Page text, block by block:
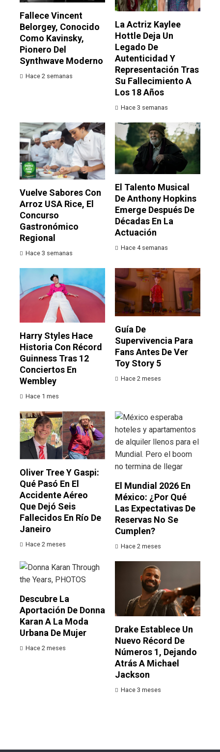
Fallece Vincent
Belorgey, Conocido
Como Kavinsky,
Pionero Del
Synthwave Moderno
Hace 2 semanas
La Actriz Kaylee
Hottle Deja Un
Legado De
Autenticidad Y
Representación Tras
Su Fallecimiento A
Los 18 Años
Hace 3 semanas
Vuelve Sabores Con
Arroz USA Rice, El
Concurso
Gastronómico
Regional
Hace 3 semanas
El Talento Musical
De Anthony Hopkins
Emerge Después De
Décadas En La
Actuación
Hace 4 semanas
Harry Styles Hace
Historia Con Récord
Guinness Tras 12
Conciertos En
Wembley
Hace 1 mes
Guía De
Supervivencia Para
Fans Antes De Ver
Toy Story 5
Hace 2 meses
Oliver Tree Y Gaspi:
Qué Pasó En El
Accidente Aéreo
Que Dejó Seis
Fallecidos En Río De
Janeiro
Hace 2 meses
El Mundial 2026 En
México: ¿por Qué
Las Expectativas De
Reservas No Se
Cumplen?
Hace 2 meses
Descubre La
Aportación De Donna
Karan A La Moda
Urbana De Mujer
Hace 2 meses
Drake Establece Un
Nuevo Récord De
Números 1, Dejando
Atrás A Michael
Jackson
Hace 3 meses